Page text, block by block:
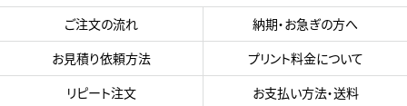
ご注文の流れ
納期・お急ぎの方へ
お見積り依頼方法
プリント料金について
リピート注文
お支払い方法・送料